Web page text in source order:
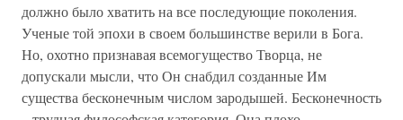
должно было хватить на все последующие поколения.
Ученые той эпохи в своем большинстве верили в Бога.
Но, охотно признавая всемогущество Творца, не
допускали мысли, что Он снабдил созданные Им
существа бесконечным числом зародышей. Бесконечность